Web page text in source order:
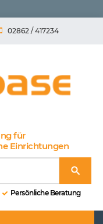
02862 / 417234
für
Einrichtungen
Persönliche Beratung